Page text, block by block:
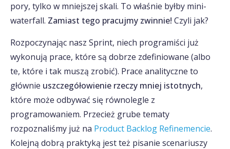
pory, tylko w mniejszej skali. To właśnie byłby mini-
waterfall. Zamiast tego pracujmy zwinnie! Czyli jak?
Rozpoczynając nasz Sprint, niech programiści już
wykonują prace, które są dobrze zdefiniowane (albo
te, które i tak muszą zrobić). Prace analityczne to
głównie uszczegółowienie rzeczy mniej istotnych,
które może odbywać się równolegle z
programowaniem. Przecież grube tematy
rozpoznaliśmy już na Product Backlog Refinemencie.
Kolejną dobrą praktyką jest też pisanie scenariuszy